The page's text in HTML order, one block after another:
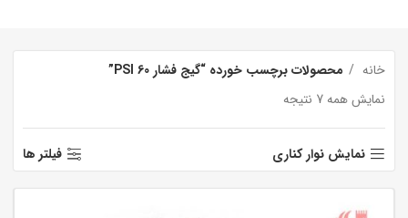
خانه
محصولات برچسب خورده “گیج فشار 60 PSI”
نمایش همه 7 نتیجه
نمایش نوار کناری فیلتر ها